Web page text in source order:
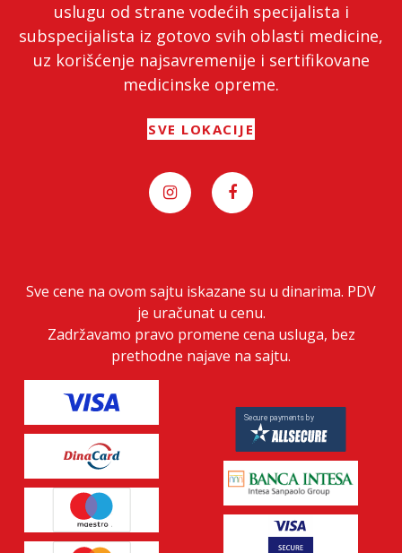
uslugu od strane vodećih specijalista i
subspecijalista iz gotovo svih oblasti medicine,
uz korišćenje najsavremenije i sertifikovane
medicinske opreme.
SVE LOKACIJE
Sve cene na ovom sajtu iskazane su u dinarima. PDV
je uračunat u cenu.
Zadržavamo pravo promene cena usluga, bez
prethodne najave na sajtu.